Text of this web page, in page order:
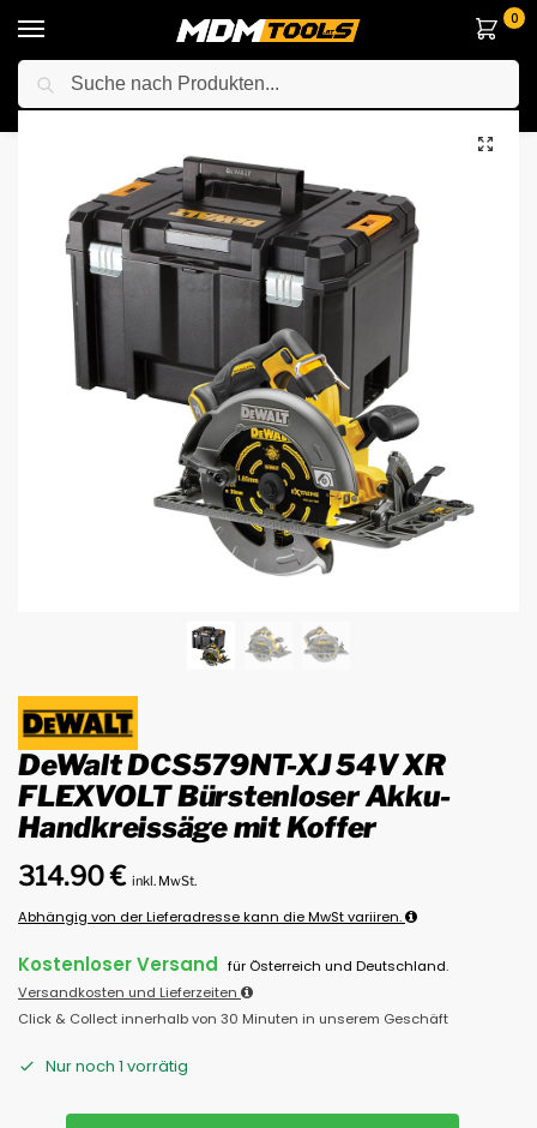
0
Startseite / Elektrowerkzeuge / Sägen
DeWalt DCS579NT-XJ 54V XR
FLEXVOLT Bürstenloser Akku-
Handkreissäge mit Koffer
314.90€ inkl. MwSt.
Abhängig von der Lieferadresse kann die MwSt variiren.
Kostenloser Versand für Österreich und Deutschland.
Versandkosten und Lieferzeiten
Click & Collect innerhalb von 30 Minuten in unserem Geschäft
Nur noch 1 vorrätig